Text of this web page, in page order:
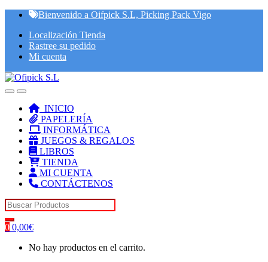
Skip
navigation
Skip
content
Bienvenido a Oifpick S.L, Picking Pack Vigo
Localización Tienda
Rastree su pedido
Mi cuenta
INICIO
PAPELERÍA
INFORMÁTICA
JUEGOS & REGALOS
LIBROS
TIENDA
MI CUENTA
CONTÁCTENOS
Search for:
0 0,00€
No hay productos en el carrito.